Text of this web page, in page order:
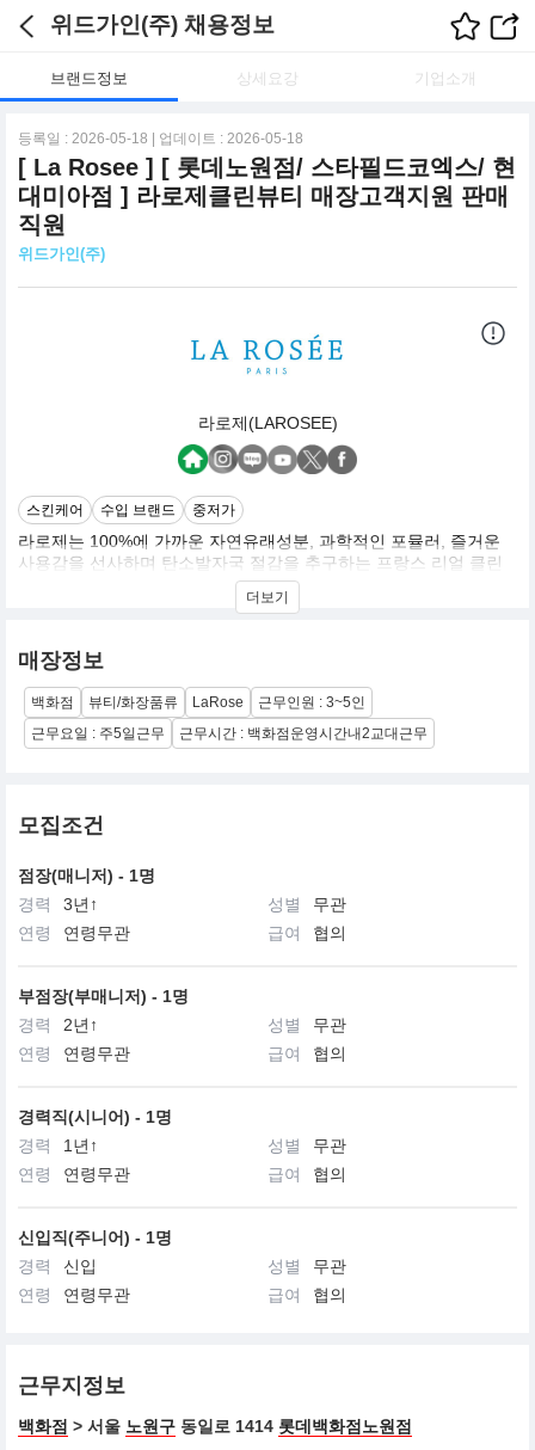
위드가인(주) 채용정보
브랜드정보 상세요강 기업소개
등록일 : 2026-05-18 | 업데이트 : 2026-05-18
[ La Rosee ] [ 롯데노원점/ 스타필드코엑스/ 현
대미아점 ] 라로제클린뷰티 매장고객지원 판매
직원
위드가인(주)
라로제(LAROSEE)
스킨케어 수입 브랜드 중저가
라로제는 100%에 가까운 자연유래성분, 과학적인 포뮬러, 즐거운
사용감을 선사하며 탄소발자국 절감을 추구하는 프랑스 리얼 클린
더보기
매장정보
백화점 뷰티/화장품류 LaRose
근무인원 : 3~5인
근무요일 : 주5일근무
근무시간 : 백화점운영시간내2교대근무
모집조건
점장(매니저) - 1명
경력
3년↑ 성별
무관
연령
연령무관 급여 협의
부점장(부매니저) - 1명
경력
2년↑ 성별
무관
연령
연령무관 급여 협의
경력직(시니어) - 1명
경력
1년↑ 성별
무관
연령
연령무관 급여 협의
신입직(주니어) - 1명
경력
신입 성별
무관
연령
연령무관 급여 협의
근무지정보
백화점 > 서울 노원구 동일로 1414 롯데백화점노원점